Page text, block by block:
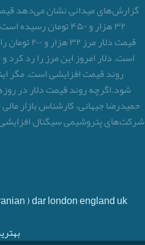
گزارش‌های میدانی نشان می‌دهد
۳۲ هزار و ۴۵۰ تومان
قیمت دلار
است. دلار امروز این مرز را رد کرد
روند قیمت افزایشی است. مگر
شود.اگرچه روند قیمت دلار در
حمیدرضا جیهانی، کارشناس بازار
شرکت‌های پتروشیمی سیگنال
) dar london england uk